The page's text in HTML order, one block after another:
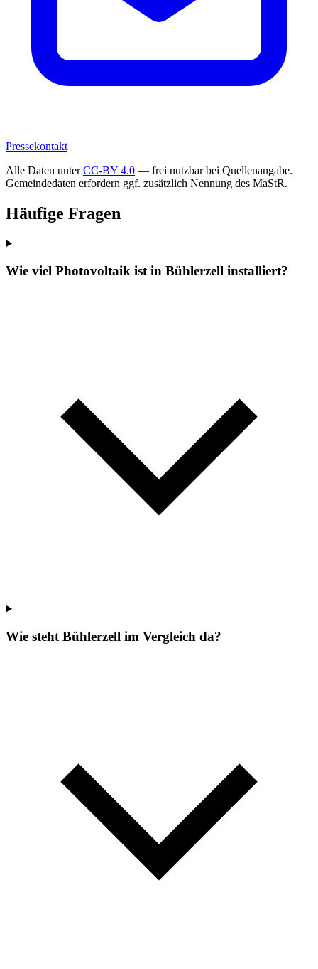
Pressekontakt
Alle Daten unterCC-BY 4.0 — frei nutzbar bei Quellenangabe.
Gemeindedaten erfordern ggf. zusätzlich Nennung des MaStR.
Häufige Fragen
Wie viel Photovoltaik ist in Bühlerzell installiert?
Wie steht Bühlerzell im Vergleich da?